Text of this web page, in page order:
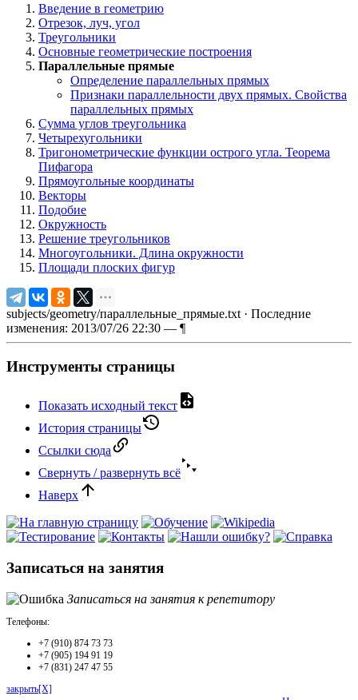
Введение в геометрию
Отрезок, луч, угол
Треугольники
Основные геометрические построения
Параллельные прямые
Определение параллельных прямых
Признаки параллельности двух прямых. Свойства
параллельных прямых
Сумма углов треугольника
Четырехугольники
Тригонометрические функции острого угла. Теорема
Пифагора
Прямоугольные координаты
Векторы
Подобие
Окружность
Решение треугольников
Многоугольники. Длина окружности
Площади плоских фигур
subjects/geometry/параллельные_прямые.txt · Последние
изменения: 2013/07/26 22:30 — ¶
Инструменты страницы
Показать исходный текст
История страницы
Ссылки сюда
Свернуть / развернуть всё
Наверх
Записаться на занятия
Записаться на занятия к репетитору
Телефоны:
+7 (910) 874 73 73
+7 (905) 194 91 19
+7 (831) 247 47 55
закрыть[X]